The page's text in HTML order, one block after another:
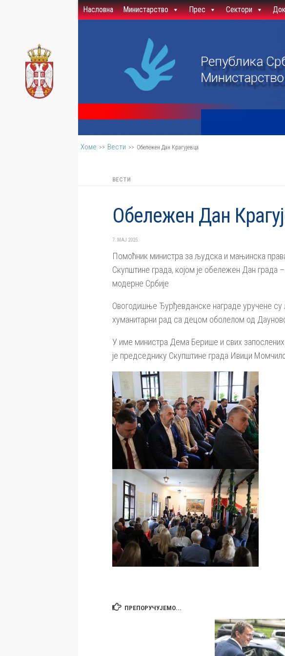
Насловна Прес
Министарство Сектори
Хоме >> Вести >> Обележен Дан Крагујевца
ВЕСТИ
Обележен Дан
7. МАЈ 2025.
Помоћник министра за људска и мањинска
Скупштине града, којом је обележен Дан града
модерне Србије
Овогодишње Ђурђевданске награде уручене су
хуманитарни рад са децом оболелом од
У име министра Дема Берише и свих
је председнику Скупштине града Ивици
ПРЕПОРУЧУЈЕМО...